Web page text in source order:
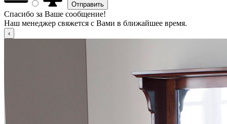
Спасибо за Ваше сообщение!
Наш менеджер свяжется с Вами в ближайшее время.